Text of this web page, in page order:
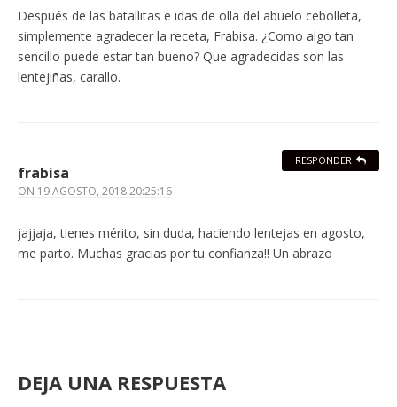
Después de las batallitas e idas de olla del abuelo cebolleta,
simplemente agradecer la receta, Frabisa. ¿Como algo tan
sencillo puede estar tan bueno? Que agradecidas son las
lentejiñas, carallo.
frabisa
ON 19 AGOSTO, 2018 20:25:16
jajjaja, tienes mérito, sin duda, haciendo lentejas en agosto,
me parto. Muchas gracias por tu confianza!! Un abrazo
RESPONDER
DEJA UNA RESPUESTA